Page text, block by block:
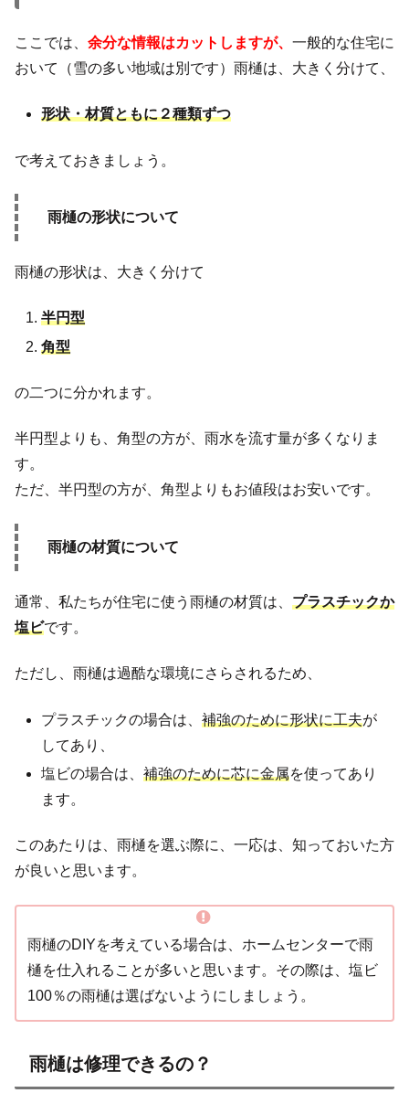
ここでは、 余分な情報はカットしますが、 一般的な住宅に
おいて（雪の多い地域は別です）雨樋は、大きく分けて、
形状・材質ともに２種類ずつ
で考えておきましょう。
雨樋の形状について
雨樋の形状は、大きく分けて
半円型
角型
の二つに分かれます。
半円型よりも、角型の方が、雨水を流す量が多くなりま
す。
ただ、半円型の方が、角型よりもお値段はお安いです。
雨樋の材質について
通常、私たちが住宅に使う雨樋の材質は、 プラスチックか
塩ビです。
ただし、雨樋は過酷な環境にさらされるため、
プラスチックの場合は、補強のために形状に工夫が
してあり、
塩ビの場合は、補強のために芯に金属を使ってあり
ます。
このあたりは、雨樋を選ぶ際に、一応は、知っておいた方
が良いと思います。
雨樋のDIYを考えている場合は、ホームセンターで雨
樋を仕入れることが多いと思います。その際は、塩ビ
100％の雨樋は選ばないようにしましょう。
雨樋は修理できるの？